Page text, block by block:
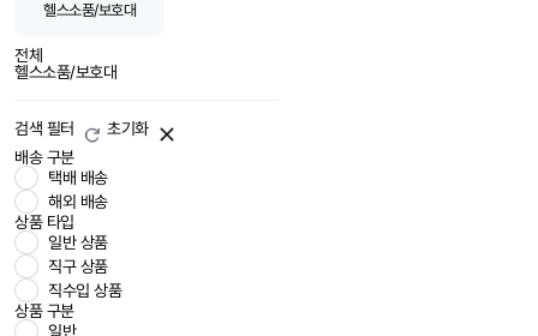
헬스소품/보호대
전체
헬스소품/보호대
검색 필터
초기화
배송 구분
택배 배송
해외 배송
상품 타입
일반 상품
직구 상품
직수입 상품
상품 구분
일반